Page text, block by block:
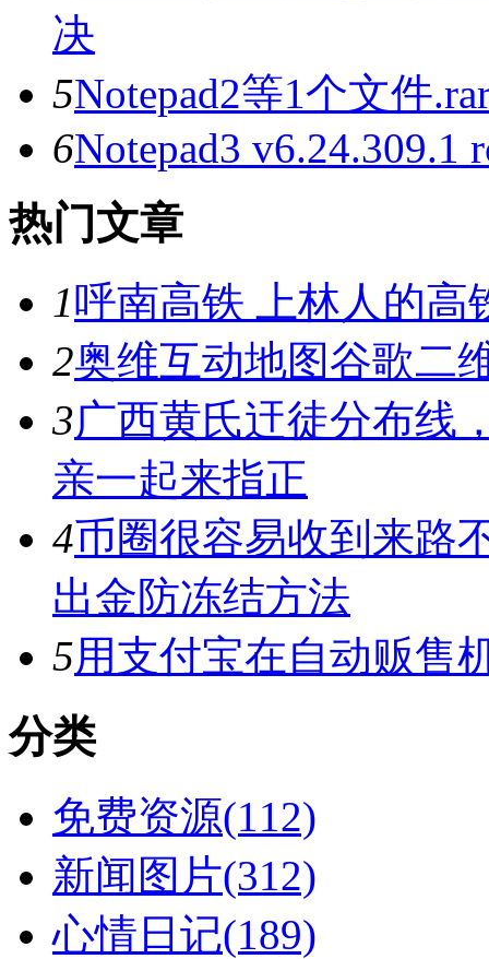
决
5Notepad2等1个文件
6Notepad3 v6.24.309.1
热门文章
1呼南高铁 上林人的高
2奥维互动地图谷歌二
3广西黄氏迀徒分布线
亲一起来指正
4币圈很容易收到来路
出金防冻结方法
5用支付宝在自动贩售
分类
免费资源(112)
新闻图片(312)
心情日记(189)